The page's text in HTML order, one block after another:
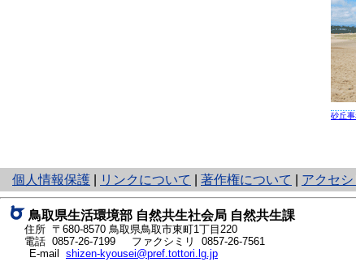
砂丘
個人情報保護
と
り
ネ
ッ
ト
へ
リンクについて 著作権について アクセシ
鳥取県生活環境部 自然共生社会局 自然共生課
住所 〒680-8570 鳥取県鳥取市東町1丁目220
電話 0857-26-7199
ファクシミリ 0857-26-7561
E-mail shizen-kyousei@pref.tottori.lg.jp